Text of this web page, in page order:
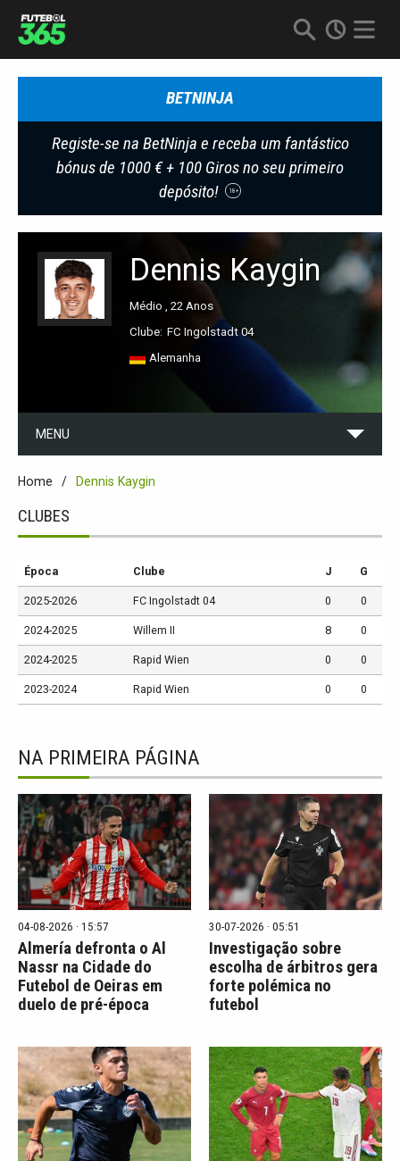
BETNINJA
Registe-se na BetNinja e receba um fantástico
bónus de 1000 € + 100 Giros no seu primeiro
depósito!
18+
Dennis Kaygin
Médio , 22 Anos
Clube: FC Ingolstadt 04
Alemanha
MENU
Home Dennis Kaygin
CLUBES
Época Clube J G
2025-2026 FC Ingolstadt 04 0 0
2024-2025 Willem II 8 0
2024-2025 Rapid Wien 0 0
2023-2024 Rapid Wien 0 0
NA PRIMEIRA PÁGINA
04-08-2026 · 15:57
Almería defronta o Al
Nassr na Cidade do
Futebol de Oeiras em
duelo de pré-época
30-07-2026 · 05:51
Investigação sobre
escolha de árbitros gera
forte polémica no
futebol